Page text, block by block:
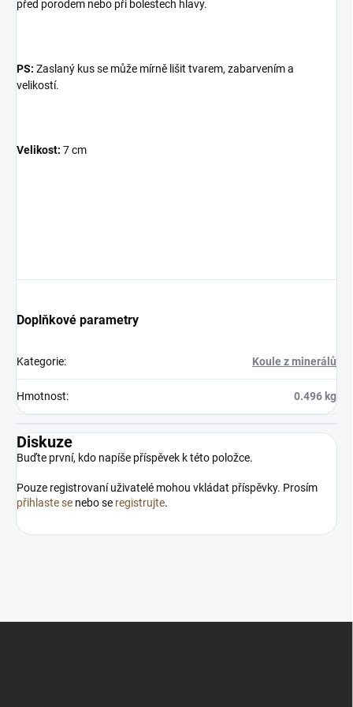
před porodem nebo při bolestech hlavy.
PS: Zaslaný kus se může mírně lišit tvarem, zabarvením a
velikostí.
Velikost: 7 cm
Doplňkové parametry
Kategorie: Koule z minerálů
Hmotnost: 0.496 kg
Diskuze
Buďte první, kdo napíše příspěvek k této položce.
Pouze registrovaní uživatelé mohou vkládat příspěvky. Prosím
přihlaste se nebo se registrujte.